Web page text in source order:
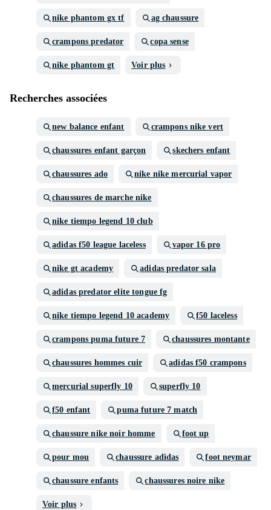
nike phantom gx tf ag chaussure
crampons predator copa sense
nike phantom gt Voir plus
Recherches associées
new balance enfant crampons nike vert
chaussures enfant garçon skechers enfant
chaussures ado nike nike mercurial vapor
chaussures de marche nike
nike tiempo legend 10 club
adidas f50 league laceless vapor 16 pro
nike gt academy adidas predator sala
adidas predator elite tongue fg
nike tiempo legend 10 academy f50 laceless
crampons puma future 7 chaussures montante
chaussures hommes cuir adidas f50 crampons
mercurial superfly 10 superfly 10
f50 enfant puma future 7 match
chaussure nike noir homme foot up
pour mou chaussure adidas foot neymar
chaussure enfants chaussures noire nike
Voir plus